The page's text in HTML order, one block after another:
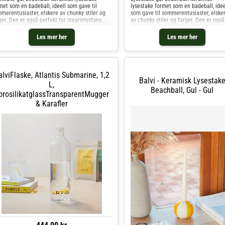
Les mer her
som en badeball, ideell som gave til
elskere av chunky stiler og
Den er også perfekt for stearinlysfans.
og håndmalt;
Les mer her
lysestake formet som en badeball,
som gave til sommerentusiaster,
av chunky stiler og farger. Den er også
produksjon: laget av keramikk av høy
kvalitet og håndmalt;
Atlantis Submarine, 1,2
L,
& Karafler
Balvi - Keramisk Lysestake
Beachball, Gul - Gul